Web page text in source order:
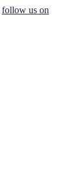
follow us on